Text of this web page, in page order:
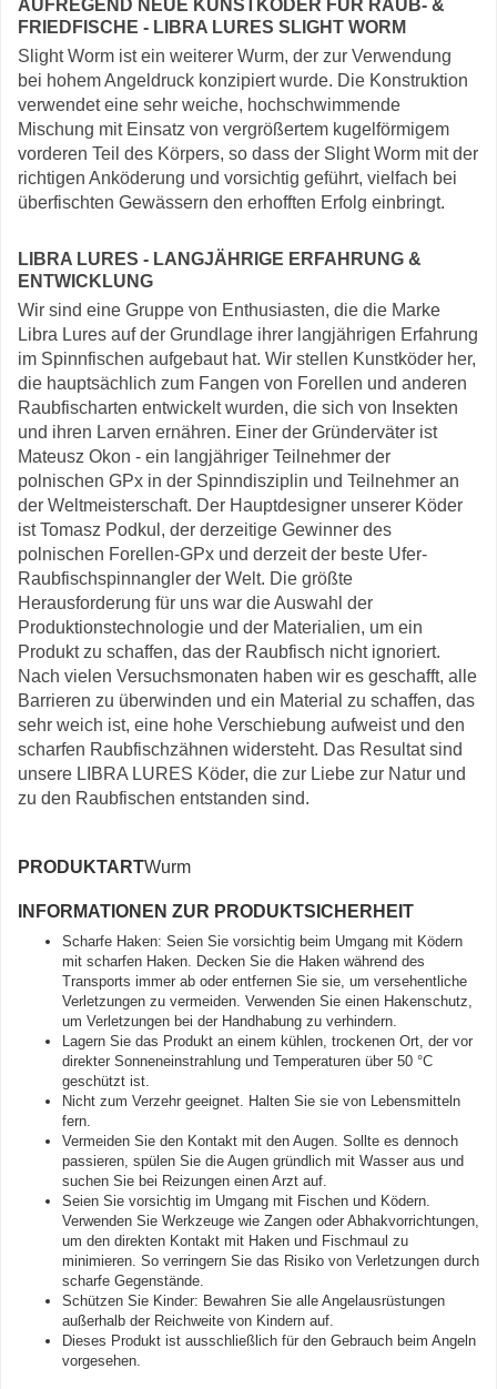
AUFREGEND NEUE KUNSTKÖDER FÜR RAUB- &
FRIEDFISCHE - LIBRA LURES SLIGHT WORM
Slight Worm ist ein weiterer Wurm, der zur Verwendung
bei hohem Angeldruck konzipiert wurde. Die Konstruktion
verwendet eine sehr weiche, hochschwimmende
Mischung mit Einsatz von vergrößertem kugelförmigem
vorderen Teil des Körpers, so dass der Slight Worm mit der
richtigen Anköderung und vorsichtig geführt, vielfach bei
überfischten Gewässern den erhofften Erfolg einbringt.
LIBRA LURES - LANGJÄHRIGE ERFAHRUNG &
ENTWICKLUNG
Wir sind eine Gruppe von Enthusiasten, die die Marke
Libra Lures auf der Grundlage ihrer langjährigen Erfahrung
im Spinnfischen aufgebaut hat. Wir stellen Kunstköder her,
die hauptsächlich zum Fangen von Forellen und anderen
Raubfischarten entwickelt wurden, die sich von Insekten
und ihren Larven ernähren. Einer der Gründerväter ist
Mateusz Okon - ein langjähriger Teilnehmer der
polnischen GPx in der Spinndisziplin und Teilnehmer an
der Weltmeisterschaft. Der Hauptdesigner unserer Köder
ist Tomasz Podkul, der derzeitige Gewinner des
polnischen Forellen-GPx und derzeit der beste Ufer-
Raubfischspinnangler der Welt. Die größte
Herausforderung für uns war die Auswahl der
Produktionstechnologie und der Materialien, um ein
Produkt zu schaffen, das der Raubfisch nicht ignoriert.
Nach vielen Versuchsmonaten haben wir es geschafft, alle
Barrieren zu überwinden und ein Material zu schaffen, das
sehr weich ist, eine hohe Verschiebung aufweist und den
scharfen Raubfischzähnen widersteht. Das Resultat sind
unsere LIBRA LURES Köder, die zur Liebe zur Natur und
zu den Raubfischen entstanden sind.
PRODUKTARTWurm
INFORMATIONEN ZUR PRODUKTSICHERHEIT
Scharfe Haken: Seien Sie vorsichtig beim Umgang mit Ködern
mit scharfen Haken. Decken Sie die Haken während des
Transports immer ab oder entfernen Sie sie, um versehentliche
Verletzungen zu vermeiden. Verwenden Sie einen Hakenschutz,
um Verletzungen bei der Handhabung zu verhindern.
Lagern Sie das Produkt an einem kühlen, trockenen Ort, der vor
direkter Sonneneinstrahlung und Temperaturen über 50 °C
geschützt ist.
Nicht zum Verzehr geeignet. Halten Sie sie von Lebensmitteln
fern.
Vermeiden Sie den Kontakt mit den Augen. Sollte es dennoch
passieren, spülen Sie die Augen gründlich mit Wasser aus und
suchen Sie bei Reizungen einen Arzt auf.
Seien Sie vorsichtig im Umgang mit Fischen und Ködern.
Verwenden Sie Werkzeuge wie Zangen oder Abhakvorrichtungen,
um den direkten Kontakt mit Haken und Fischmaul zu
minimieren. So verringern Sie das Risiko von Verletzungen durch
scharfe Gegenstände.
Schützen Sie Kinder: Bewahren Sie alle Angelausrüstungen
außerhalb der Reichweite von Kindern auf.
Dieses Produkt ist ausschließlich für den Gebrauch beim Angeln
vorgesehen.